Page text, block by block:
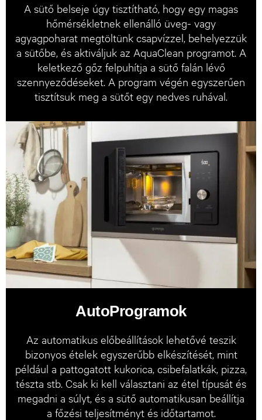
A sütő belseje úgy tisztítható, hogy egy magas
hőmérsékletnek ellenálló üveg- vagy
agyagpoharat megtöltünk csapvízzel, behelyezzük
a sütőbe, és aktiváljuk az AquaClean programot. A
keletkező gőz felpuhítja a sütő falán lévő
szennyeződéseket. A program végén egyszerűen
tisztítsuk meg a sütőt egy nedves ruhával.
AutoProgramok
Az automatikus előbeállítások lehetővé teszik
bizonyos ételek egyszerűbb elkészítését, mint
például a pattogatott kukorica, csibefalatkák, pizza,
tészta stb. Csak ki kell választani az étel típusát és
megadni a súlyt, és a sütő automatikusan beállítja
a főzési teljesítményt és időtartamot.